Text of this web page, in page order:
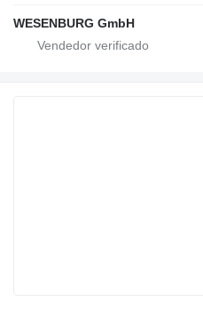
WESENBURG GmbH